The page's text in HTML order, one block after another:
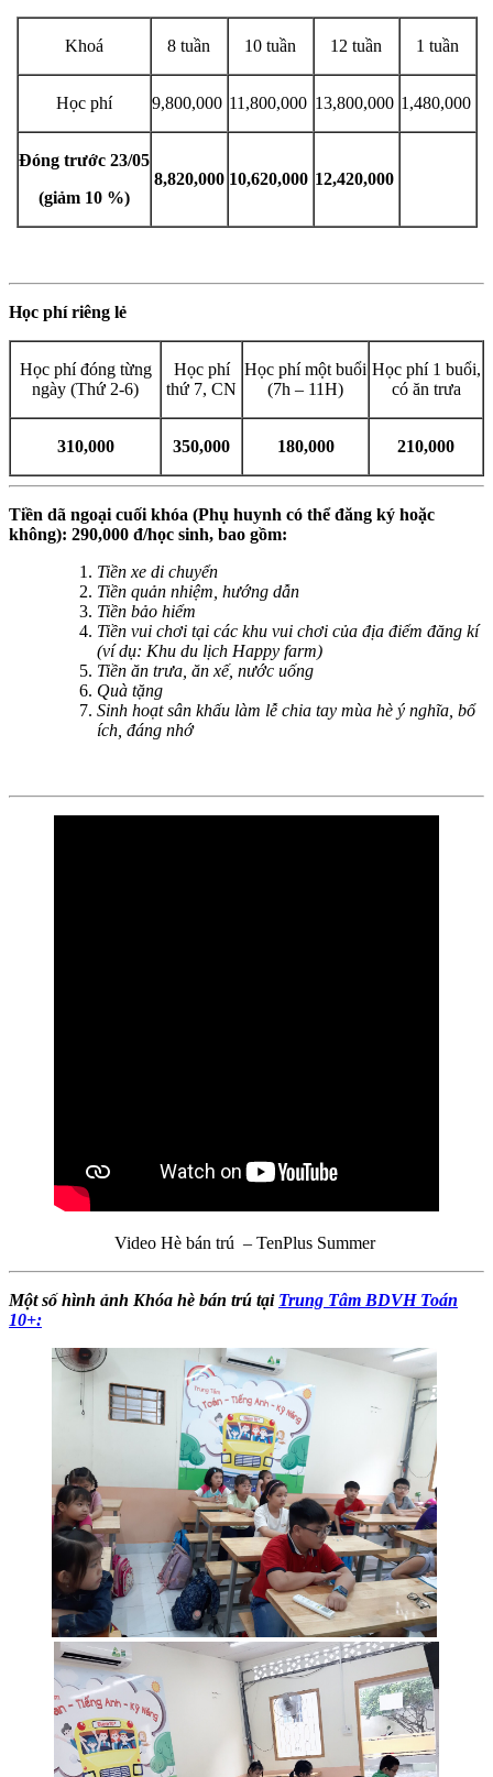
Khoá 8 tuần 10 tuần 12 tuần 1 tuần
Học phí 9,800,000 11,800,000 13,800,000 1,480,000
Đóng trước 23/05
(giảm 10 %)
8,820,000 10,620,000 12,420,000
Học phí riêng lẻ
Học phí đóng từng
ngày (Thứ 2-6)
Học phí
thứ 7, CN
Học phí một buổi
(7h – 11H)
Học phí 1 buổi,
có ăn trưa
310,000 350,000 180,000 210,000
Tiền dã ngoại cuối khóa (Phụ huynh có thể đăng ký hoặc
không): 290,000 đ/học sinh, bao gồm:
Tiền xe di chuyển
Tiền quản nhiệm, hướng dẫn
Tiền bảo hiểm
Tiền vui chơi tại các khu vui chơi của địa điểm đăng kí
(ví dụ: Khu du lịch Happy farm)
Tiền ăn trưa, ăn xế, nước uống
Quà tặng
Sinh hoạt sân khấu làm lễ chia tay mùa hè ý nghĩa, bổ
ích, đáng nhớ
Video Hè bán trú – TenPlus Summer
Một số hình ảnh Khóa hè bán trú tại Trung Tâm BDVH Toán
10+: